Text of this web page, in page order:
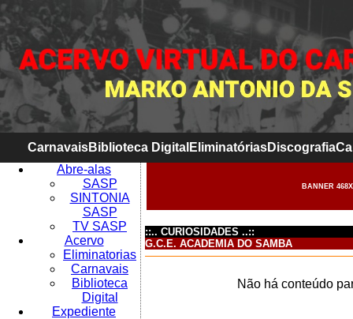
CarnavaisBiblioteca Digital EliminatóriasDiscografia
Abre-alas
SASP
SINTONIA
SASP
TV SASP
Acervo
Eliminatorias
Carnavais
Biblioteca
Digital
Expediente
BANNER
::.. CURIOSIDADES ..::
G.C.E. ACADEMIA DO SAMBA
Não há conteúdo